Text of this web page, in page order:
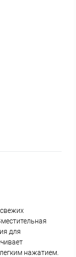
для
нажатием.